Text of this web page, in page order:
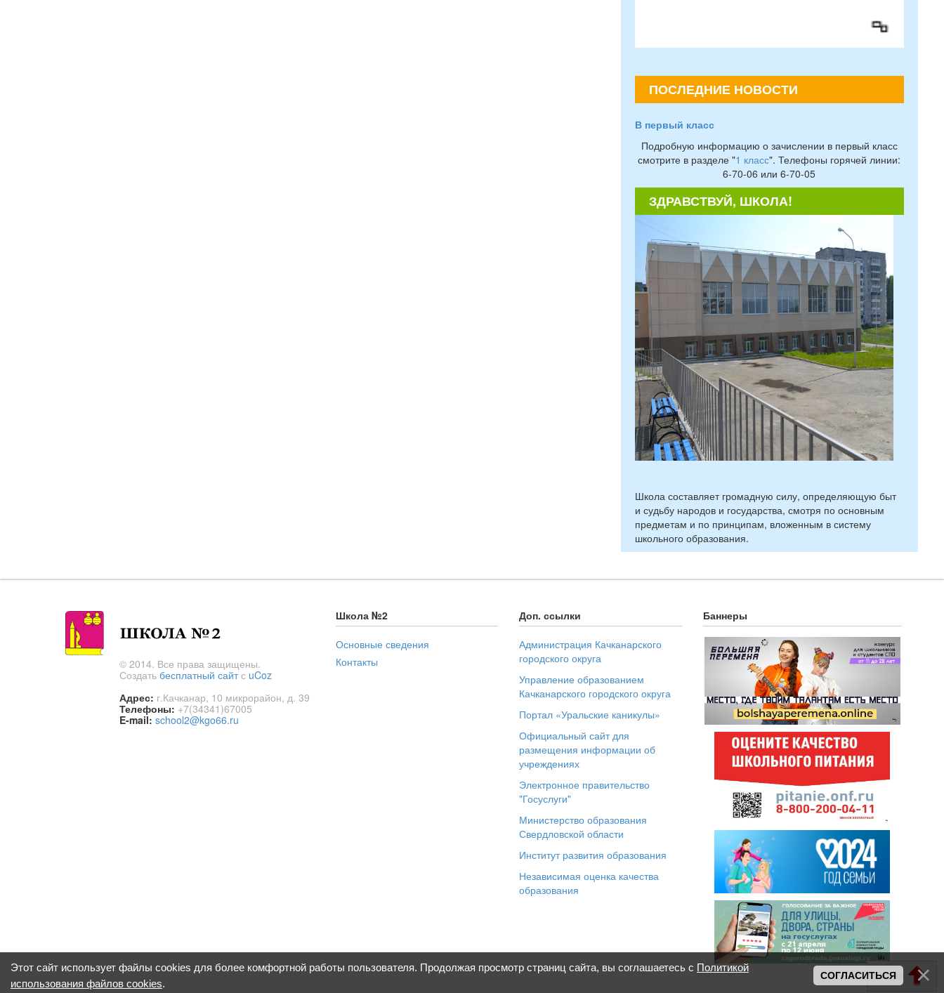
ПОСЛЕДНИЕ НОВОСТИ
В первый класс
Подробную информацию о зачислении в первый класс
смотрите в разделе "1 класс". Телефоны горячей линии:
6-70-06 или 6-70-05
ЗДРАВСТВУЙ, ШКОЛА!
Школа составляет громадную силу, определяющую быт
и судьбу народов и государства, смотря по основным
предметам и по принципам, вложенным в систему
школьного образования.
© 2014. Все права защищены.
Создать бесплатный сайтс uCoz
Адрес: г.Качканар, 10 микрорайон, д. 39
Телефоны: +7(34341)67005
E-mail: school2@kgo66.ru
Школа №2
Основные сведения
Контакты
Доп. ссылки
Администрация Качканарского
городского округа
Управление образованием
Качканарского городского округа
Портал «Уральские каникулы»
Официальный сайт для
размещения информации об
учреждениях
Электронное правительство
"Госуслуги"
Министерство образования
Свердловской области
Институт развития образования
Независимая оценка качества
образования
Баннеры
Вверх
Этот сайт использует файлы cookies для более комфортной работы пользователя. Продолжая просмотр страниц сайта, вы соглашаетесь с Политикой
использования файлов cookies.
СОГЛАСИТЬСЯ